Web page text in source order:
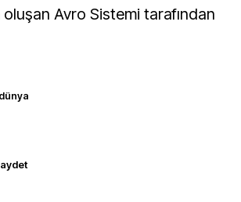
oluşan Avro Sistemi tarafından
dünya